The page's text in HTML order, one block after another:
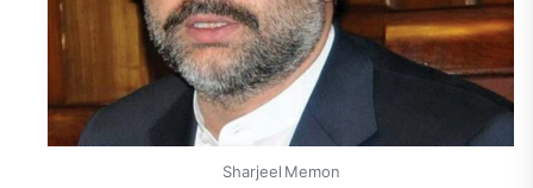
Sharjeel Memon